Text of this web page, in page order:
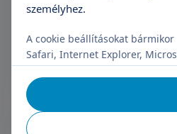
Árak megtekintése
Időpontfoglalás
38. heti, harmadik
vizsgálat
személyhez.
A cookie beállításokat
Safari, Internet Explorer,